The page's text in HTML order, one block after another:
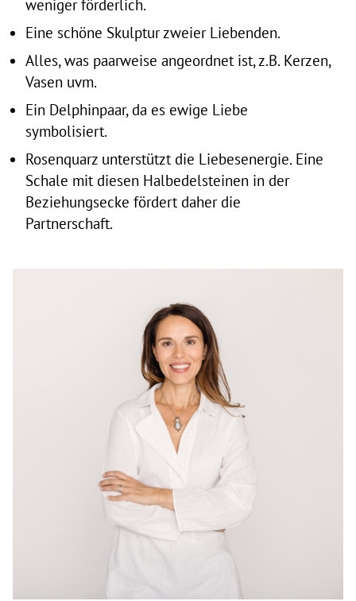
weniger förderlich.
Eine schöne Skulptur zweier Liebenden.
Alles, was paarweise angeordnet ist, z.B. Kerzen,
Vasen uvm.
Ein Delphinpaar, da es ewige Liebe
symbolisiert.
Rosenquarz unterstützt die Liebesenergie. Eine
Schale mit diesen Halbedelsteinen in der
Beziehungsecke fördert daher die
Partnerschaft.